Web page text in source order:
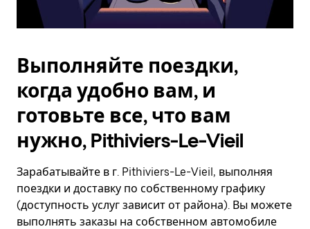
Выполняйте поездки,
когда удобно вам, и
готовьте все, что вам
нужно, Pithiviers-Le-Vieil
Зарабатывайте в г. Pithiviers-Le-Vieil, выполняя
поездки и доставку по собственному графику
(доступность услуг зависит от района). Вы можете
выполнять заказы на собственном автомобиле